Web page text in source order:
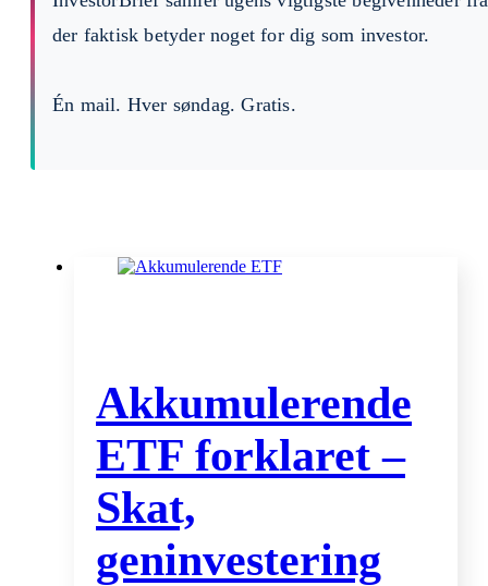
der faktisk betyder noget for dig som investor.
Én mail. Hver søndag. Gratis.
Akkumulerende
ETF forklaret –
Skat,
geninvestering